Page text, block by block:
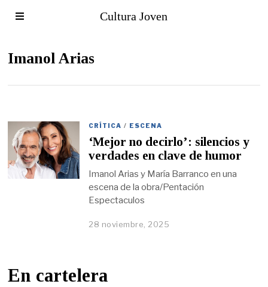
Cultura Joven
Imanol Arias
CRÍTICA / ESCENA
‘Mejor no decirlo’: silencios y
verdades en clave de humor
Imanol Arias y María Barranco en una
escena de la obra/Pentación
Espectaculos
28 noviembre, 2025
En cartelera